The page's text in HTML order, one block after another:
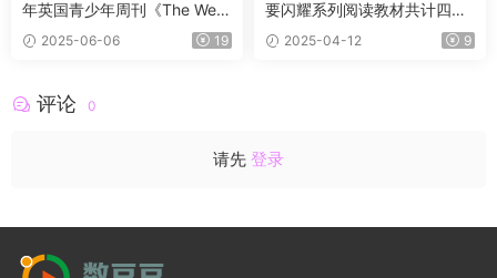
年英国青少年周刊《The Wee
k Junior》全12个月48本
2025-06-06 19
要闪耀系列阅读教材共计四
册，充满了童趣，含金量极
高！
2025-04-12 9
评论 0
请先 登录